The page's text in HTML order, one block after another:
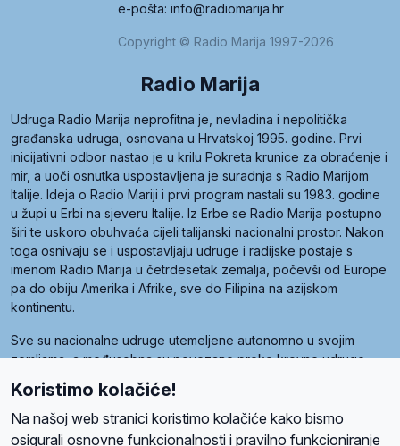
e-pošta: info@radiomarija.hr
Copyright © Radio Marija 1997-2026
Radio Marija
Udruga Radio Marija neprofitna je, nevladina i nepolitička
građanska udruga, osnovana u Hrvatskoj 1995. godine. Prvi
inicijativni odbor nastao je u krilu Pokreta krunice za obraćenje i
mir, a uoči osnutka uspostavljena je suradnja s Radio Marijom
Italije. Ideja o Radio Mariji i prvi program nastali su 1983. godine
u župi u Erbi na sjeveru Italije. Iz Erbe se Radio Marija postupno
širi te uskoro obuhvaća cijeli talijanski nacionalni prostor. Nakon
toga osnivaju se i uspostavljaju udruge i radijske postaje s
imenom Radio Marija u četrdesetak zemalja, počevši od Europe
pa do obiju Amerika i Afrike, sve do Filipina na azijskom
kontinentu.
Sve su nacionalne udruge utemeljene autonomno u svojim
zemljama, a međusobna su povezane preko krovne udruge
Radio Maria). Svjetsku obitelj utemeljilo je sedam članica, među
kojima je i hrvatska Udruga Radio Marija.
Koristimo kolačiće!
Na našoj web stranici koristimo kolačiće kako bismo
osigurali osnovne funkcionalnosti i pravilno funkcioniranje